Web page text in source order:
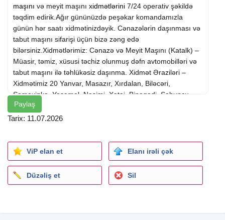
maşını və meyit maşını xidmətlərini 7/24 operativ şəkildə
təqdim edirik.Ağır gününüzdə peşəkar komandamızla
günün hər saatı xidmətinizdəyik. Cənazələrin daşınması və
tabut maşını sifarişi üçün bizə zəng edə
bilərsiniz.Xidmətlərimiz: Cənazə və Meyit Maşını (Katalk) –
Müasir, təmiz, xüsusi təchiz olunmuş dəfn avtomobilləri və
tabut maşını ilə təhlükəsiz daşınma. Xidmət Əraziləri –
Xidmətimiz 20 Yanvar, Masazır, Xırdalan, Biləcəri,
Şamaxinka, Yasamal, Nəsimi, Xətai, Binəqədi, Sabunçu,
Suraxanı, Nərimanov, Nizami, Xəzər, Qaradağ, Səbail,
Pirallahı rayonlarını, Azadlıq prospektini, Bakının bütün
keçirilir. Tabut və Mafə təşkili – İstəyə uyğun hər növ
tabutların (o cümlədən beynəlxalq daşınmalar üçün sink
qrob / sink tabut) ünvanlara çatdırılması. 7/24 Tam
Operativlik – Cənazə və dəfn maşını sifarişi üçün
Paylaş
Tarix: 11.07.2026
ViP elan et Elanı irəli çək
Düzəliş et Sil